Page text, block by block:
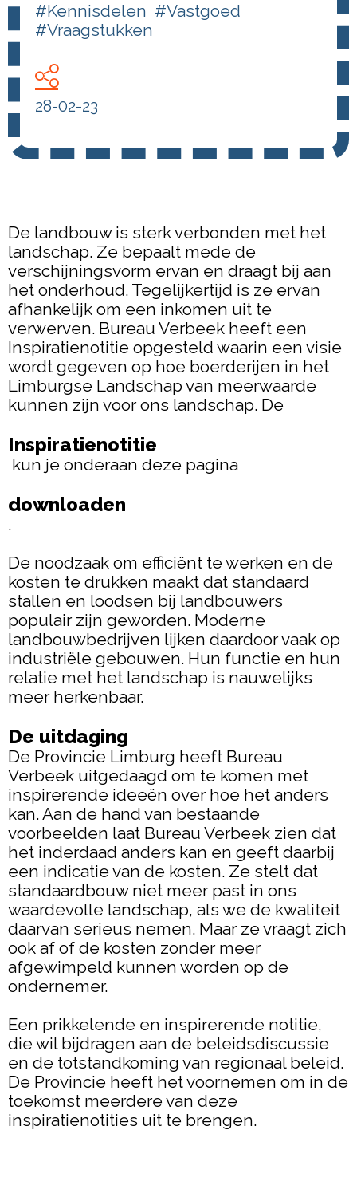
#Kennisdelen #Vastgoed
#Vraagstukken
28-02-23
De landbouw is sterk verbonden met het
landschap. Ze bepaalt mede de
verschijningsvorm ervan en draagt bij aan
het onderhoud. Tegelijkertijd is ze ervan
afhankelijk om een inkomen uit te
verwerven. Bureau Verbeek heeft een
Inspiratienotitie opgesteld waarin een visie
wordt gegeven op hoe boerderijen in het
Limburgse Landschap van meerwaarde
kunnen zijn voor ons landschap. De
Inspiratienotitie
kun je onderaan deze pagina
downloaden
.
De noodzaak om efficiënt te werken en de
kosten te drukken maakt dat standaard
stallen en loodsen bij landbouwers
populair zijn geworden. Moderne
landbouwbedrijven lijken daardoor vaak op
industriële gebouwen. Hun functie en hun
relatie met het landschap is nauwelijks
meer herkenbaar.
De uitdaging
De Provincie Limburg heeft Bureau
Verbeek uitgedaagd om te komen met
inspirerende ideeën over hoe het anders
kan. Aan de hand van bestaande
voorbeelden laat Bureau Verbeek zien dat
het inderdaad anders kan en geeft daarbij
een indicatie van de kosten. Ze stelt dat
standaardbouw niet meer past in ons
waardevolle landschap, als we de kwaliteit
daarvan serieus nemen. Maar ze vraagt zich
ook af of de kosten zonder meer
afgewimpeld kunnen worden op de
ondernemer.
Een prikkelende en inspirerende notitie,
die wil bijdragen aan de beleidsdiscussie
en de totstandkoming van regionaal beleid.
De Provincie heeft het voornemen om in de
toekomst meerdere van deze
inspiratienotities uit te brengen.